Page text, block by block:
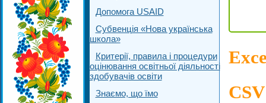
Допомога USAID
Субвенція «Нова українська
школа»
Критерії, правила і процедури
оцінювання освітньої діяльності
здобувачів освіти
Знаємо, що їмо